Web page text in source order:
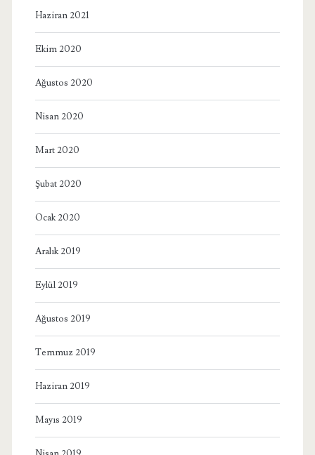
Haziran 2021
Ekim 2020
Ağustos 2020
Nisan 2020
Mart 2020
Şubat 2020
Ocak 2020
Aralık 2019
Eylül 2019
Ağustos 2019
Temmuz 2019
Haziran 2019
Mayıs 2019